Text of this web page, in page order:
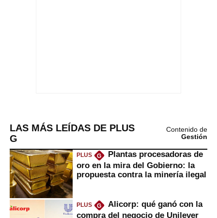
LAS MÁS LEÍDAS DE PLUS
G
Contenido de
Gestión
PLUS G
Plantas procesadoras de
oro en la mira del Gobierno: la
propuesta contra la minería ilegal
PLUS G
Alicorp: qué ganó con la
compra del negocio de Unilever